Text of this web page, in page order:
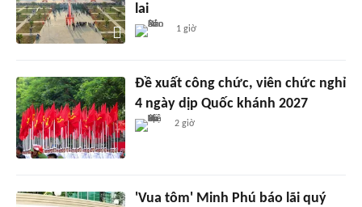
lai
1 giờ
Đề xuất công chức, viên chức nghỉ
4 ngày dịp Quốc khánh 2027
2 giờ
'Vua tôm' Minh Phú báo lãi quý